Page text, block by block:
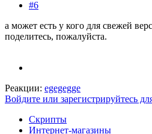
#6
а может есть у кого для свежей
поделитесь, пожалуйста.
Реакции: egegegge
Войдите или зарегистрируйтесь
Скрипты
Интернет-магазины